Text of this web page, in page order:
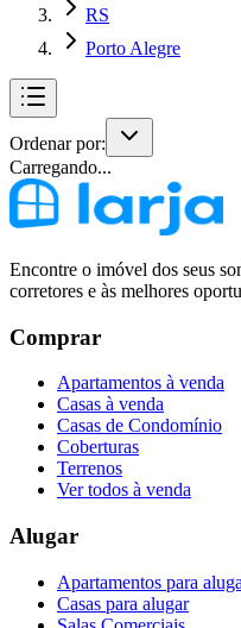
RS
Porto Alegre
Ordenar por:
Carregando...
Encontre o imóvel dos seus
corretores e às melhores
Comprar
Apartamentos à venda
Casas à venda
Casas de Condomínio
Coberturas
Terrenos
Ver todos à venda
Alugar
Apartamentos para
Casas para alugar